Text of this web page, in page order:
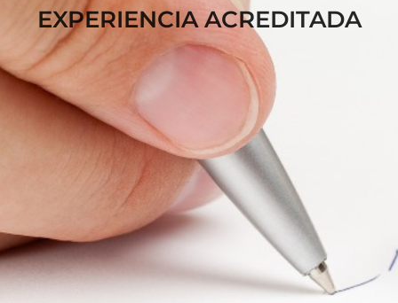
EXPERIENCIA ACREDITADA